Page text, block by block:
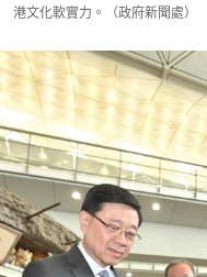
港文化軟實力。（政府新聞處）